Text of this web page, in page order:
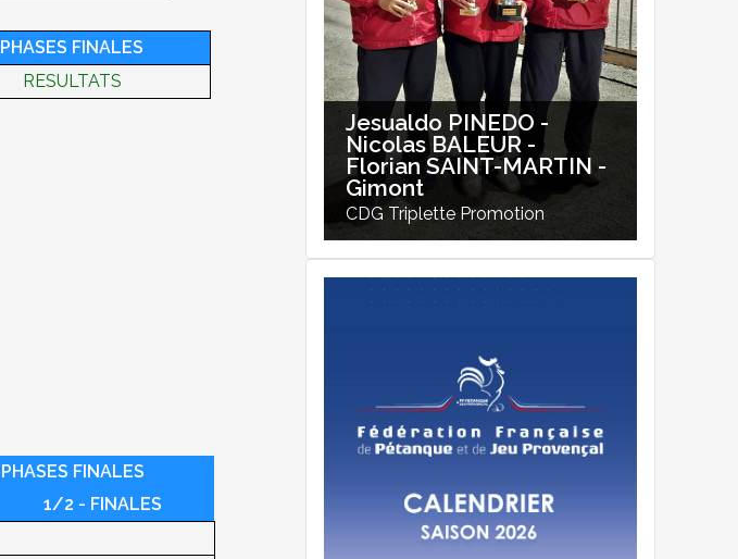
Jesualdo PINEDO -
Nicolas BALEUR -
Florian SAINT-MARTIN -
Gimont
CDG Triplette Promotion
PHASES FINALES
RESULTATS
PHASES FINALES
1/2 - FINALES